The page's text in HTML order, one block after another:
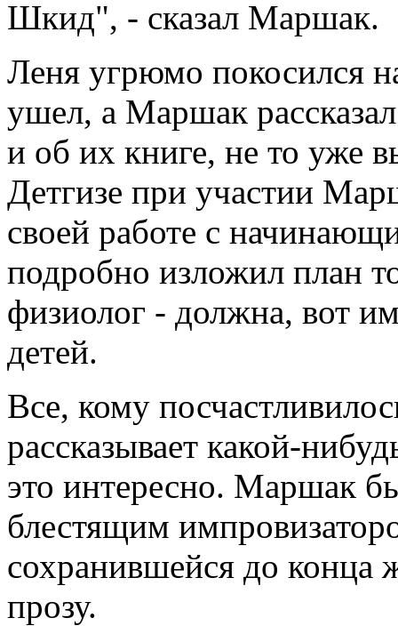
Шкид", - сказал Маршак.
Леня угрюмо покосился
ушел, а Маршак
и об их книге, не то уже
Детгизе при участии
своей работе с
подробно изложил план
физиолог - должна, вот
детей.
Все, кому
рассказывает какой-
это интересно. Маршак
блестящим
сохранившейся до конца
прозу.